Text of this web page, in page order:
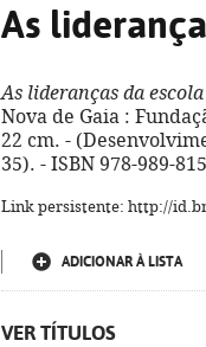
As
As lideranças da escola
Nova de Gaia :
22 cm. -
35). - ISBN 978-989-
Link persistente: http://
ADICIONAR À LISTA
VER TÍTULOS